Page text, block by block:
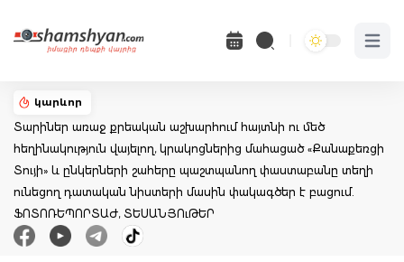
Open
կարևոր
Տարիներ առաջ քրեական աշխարհում հայտնի ու մեծ
հեղինակություն վայելող, կրակոցներից մահացած «Քանաքեռցի
Տույի» և ընկերների շահերը պաշտպանող փաստաբանը տեղի
ունեցող դատական նիստերի մասին փակագծեր է բացում.
ՖՈՏՈՌԵՊՈՐՏԱԺ, ՏԵՍԱՆՅՈւԹԵՐ